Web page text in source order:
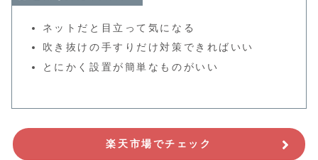
ネットだと目立って気になる
吹き抜けの手すりだけ対策できればいい
とにかく設置が簡単なものがいい
楽天市場でチェック